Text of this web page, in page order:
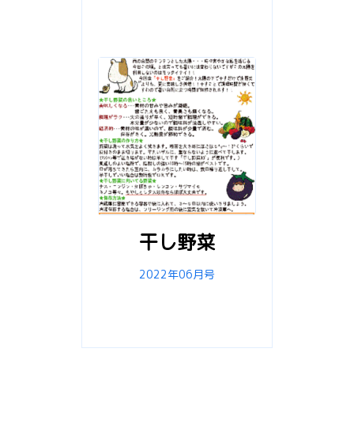
干し野菜
2022年06月号